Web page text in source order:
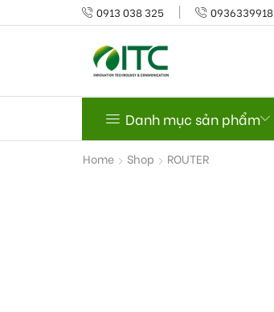
0913 038 325 0936339918
Danh mục sản phẩm
Home Shop ROUTER